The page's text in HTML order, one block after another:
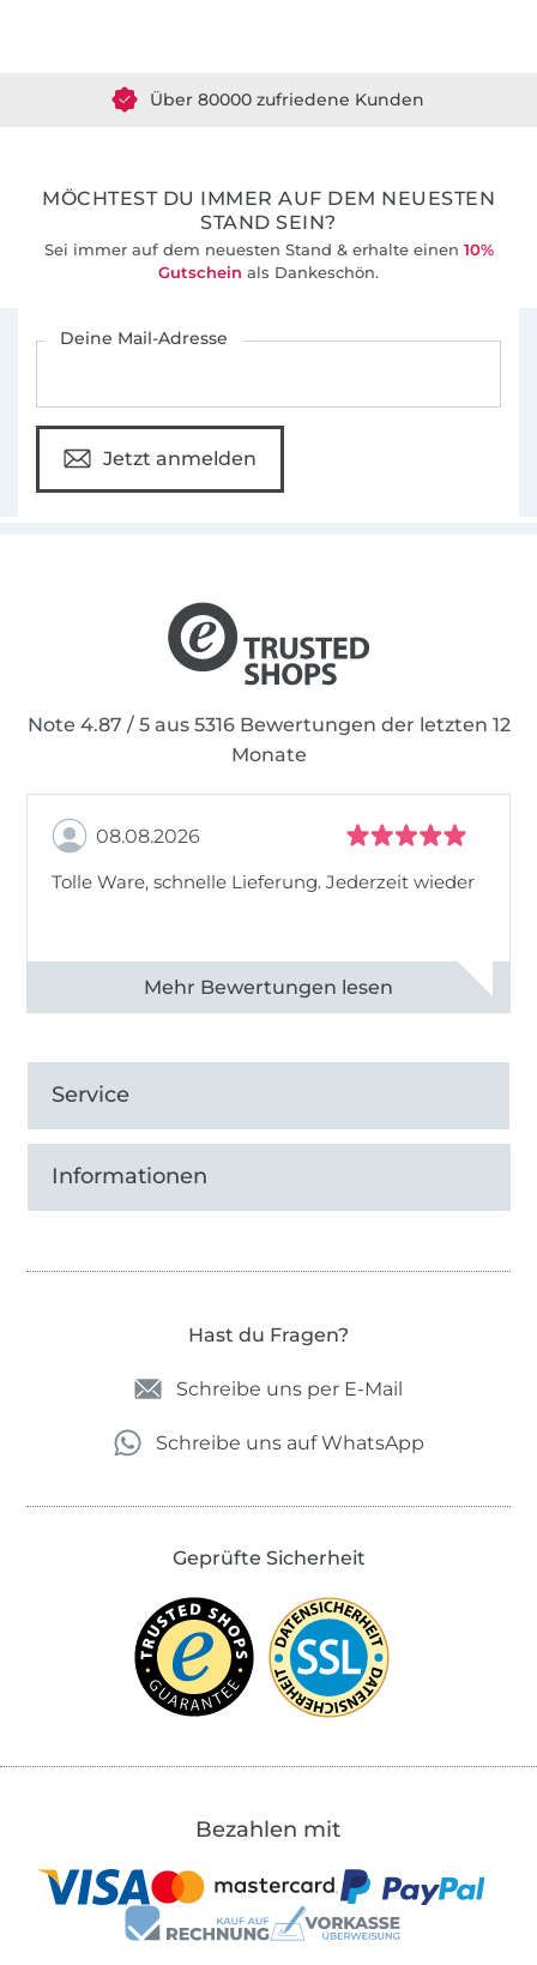
Über 80000 zufriedene Kunden
MÖCHTEST DU IMMER AUF DEM NEUESTEN
STAND SEIN?
Sei immer auf dem neuesten Stand & erhalte einen 10%
Gutschein als Dankeschön.
Deine Mail-Adresse
Jetzt anmelden
Note 4.87 / 5 aus 5316 Bewertungen der letzten 12
Monate
08.08.2026
Tolle Ware, schnelle Lieferung. Jederzeit wieder
Alle 83013 Bewertungen ansehen
Service
Informationen
Hast du Fragen?
Schreibe uns per E-Mail
Schreibe uns auf WhatsApp
Geprüfte Sicherheit
Bezahlen mit